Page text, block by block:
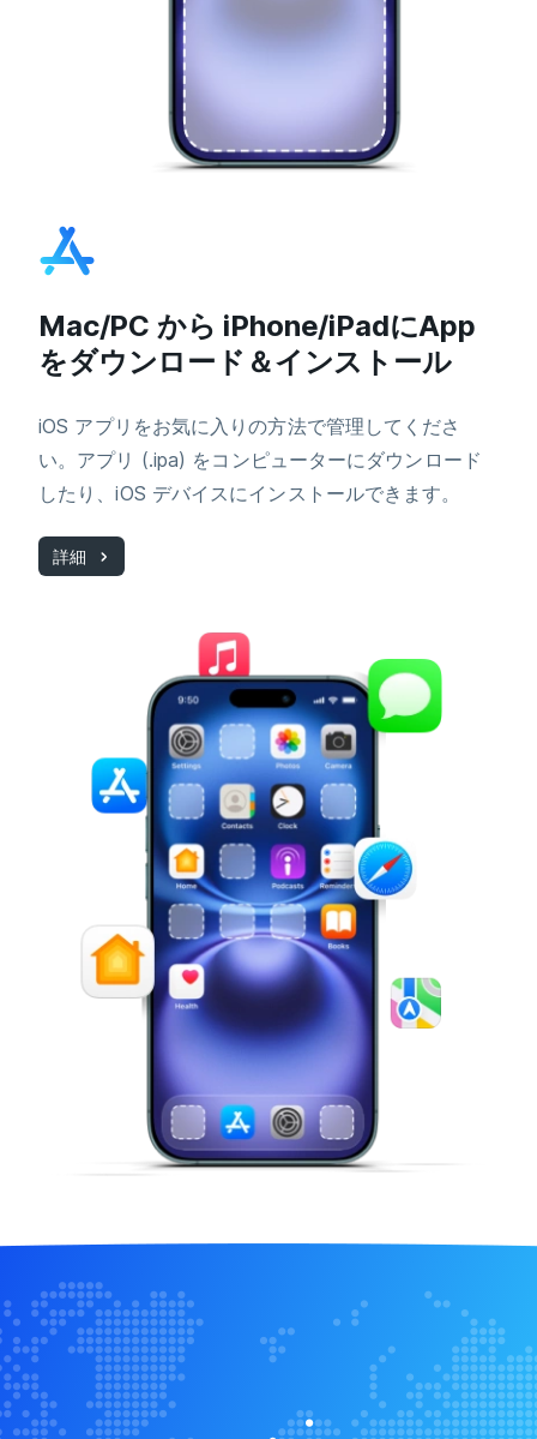
Mac/PC から iPhone/iPadにApp
をダウンロード＆インストール
iOS アプリをお気に入りの方法で管理してくださ
い。アプリ (.ipa) をコンピューターにダウンロード
したり、iOS デバイスにインストールできます。
詳細